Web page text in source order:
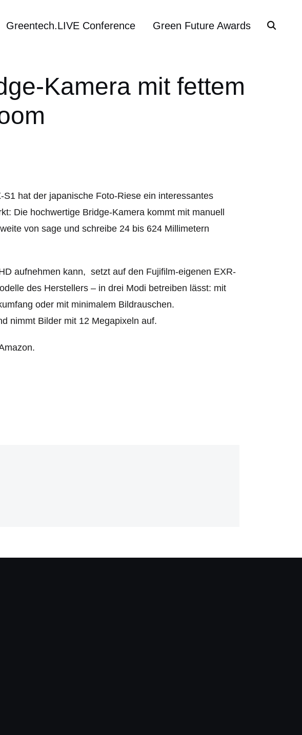
Greentech.LIVE Conference Green Future Awards
Kamera mit fettem
hat der japanische Foto-Riese ein interessantes
Die hochwertige Bridge-Kamera kommt mit manuell
von sage und schreibe 24 bis 624 Millimetern
aufnehmen kann, setzt auf den Fujifilm-eigenen EXR-
des Herstellers – in drei Modi betreiben lässt: mit
oder mit minimalem Bildrauschen.
nimmt Bilder mit 12 Megapixeln auf.